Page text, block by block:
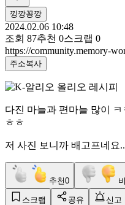
낑깡꽁깡
2024.02.06 10:48
조회 87추천 0스크랩 0
https://community.memory-
주소복사
다진 마늘과 편마늘 많이
ㅎㅎ
저 사진 보니까 배고프네요
추천0
스크랩 공유
신고